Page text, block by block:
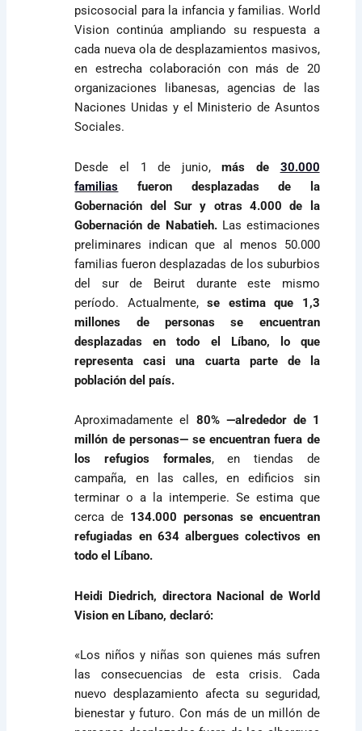
psicosocial para la infancia y familias. World
Vision continúa ampliando su respuesta a
cada nueva ola de desplazamientos masivos,
en estrecha colaboración con más de 20
organizaciones libanesas, agencias de las
Naciones Unidas y el Ministerio de Asuntos
Sociales.
Desde el 1 de junio,más de 30.000
familias fueron desplazadas de la
Gobernación del Sur y otras 4.000 de la
Gobernación de Nabatieh. Las estimaciones
preliminares indican que al menos 50.000
familias fueron desplazadas de los suburbios
del sur de Beirut durante este mismo
período. Actualmente,se estima que 1,3
millones de personas se encuentran
desplazadas en todo el Líbano, lo que
representa casi una cuarta parte de la
población del país.
Aproximadamente el 80% —alrededor de 1
millón de personas— se encuentran fuera de
los refugios formales, en tiendas de
campaña, en las calles, en edificios sin
terminar o a la intemperie. Se estima que
cerca de 134.000 personas se encuentran
refugiadas en 634 albergues colectivos en
todo el Líbano.
Heidi Diedrich, directora Nacional de World
Vision en Líbano, declaró:
«Los niños y niñas son quienes más sufren
las consecuencias de esta crisis. Cada
nuevo desplazamiento afecta su seguridad,
bienestar y futuro. Con más de un millón de